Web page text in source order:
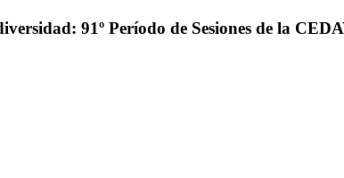
91º Período de Sesiones de la